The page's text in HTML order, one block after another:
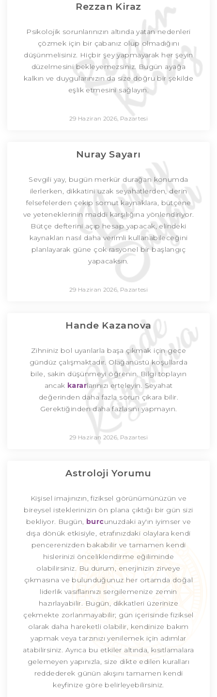
Rezzan Kiraz
Psikolojik sorunlarınızın altında yatan nedenleri
çözmek için bir çabanız olup olmadığını
düşünmelisiniz. Hiçbir şey yapmayarak her şeyin
düzelmesini bekleyemezsiniz. Bugün ayağa
kalkın ve duygularınızın da size doğru bir şekilde
eşlik etmesini sağlayın.
29 Haziran 2026, Pazartesi
Nuray Sayarı
Sevgili yay, bugün merkür durağan konumda
ilerlerken, dikkatini uzak seyahatlerden, derin
felsefelerden çekip somut kaynaklara, bütçene
ve yeteneklerinin maddi karşılığına yönlendiriyor.
Bütçe defterini açıp hesap yapacak, elindeki
kaynakları nasıl daha verimli kullanabileceğini
planlayarak güne çok rasyonel bir başlangıç
yapacaksın.
29 Haziran 2026, Pazartesi
Hande Kazanova
Zihniniz bol uyarılarla başa çıkmak için gece
gündüz çalışmaktadır. Olağanüstü koşullarda
bile, sakin düşünmeyi öğrenin. Bilgi toplayın
ancak kararlarınızı erteleyin. Seyahat
değerinden daha fazla sorun çıkara bilir.
Gerektiğinden daha fazlasını yapmayın.
29 Haziran 2026, Pazartesi
Astroloji Yorumu
Kişisel imajınızın, fiziksel görünümünüzün ve
bireysel isteklerinizin ön plana çıktığı bir gün sizi
bekliyor. Bugün, burcunuzdaki ay'ın iyimser ve
dışa dönük etkisiyle, etrafınızdaki olaylara kendi
pencerenizden bakabilir ve tamamen kendi
hislerinizi önceliklendirme eğiliminde
olabilirsiniz. Bu durum, enerjinizin zirveye
çıkmasına ve bulunduğunuz her ortamda doğal
liderlik vasıflarınızı sergilemenize zemin
hazırlayabilir. Bugün, dikkatleri üzerinize
çekmekte zorlanmayabilir; gün içerisinde fiziksel
olarak daha hareketli olabilir, kendinize bakım
yapmak veya tarzınızı yenilemek için adımlar
atabilirsiniz. Ayrıca bu etkiler altında, kısıtlamalara
gelemeyen yapınızla, size dikte edilen kuralları
reddederek günün akışını tamamen kendi
keyfinize göre belirleyebilirsiniz.